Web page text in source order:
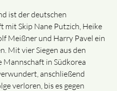
ist der deutschen
Skip Nane Putzich, Heike
Meißner und Harry Pavel ein
Mit vier Siegen aus den
in Südkorea
anschließend
verloren, bis es gegen